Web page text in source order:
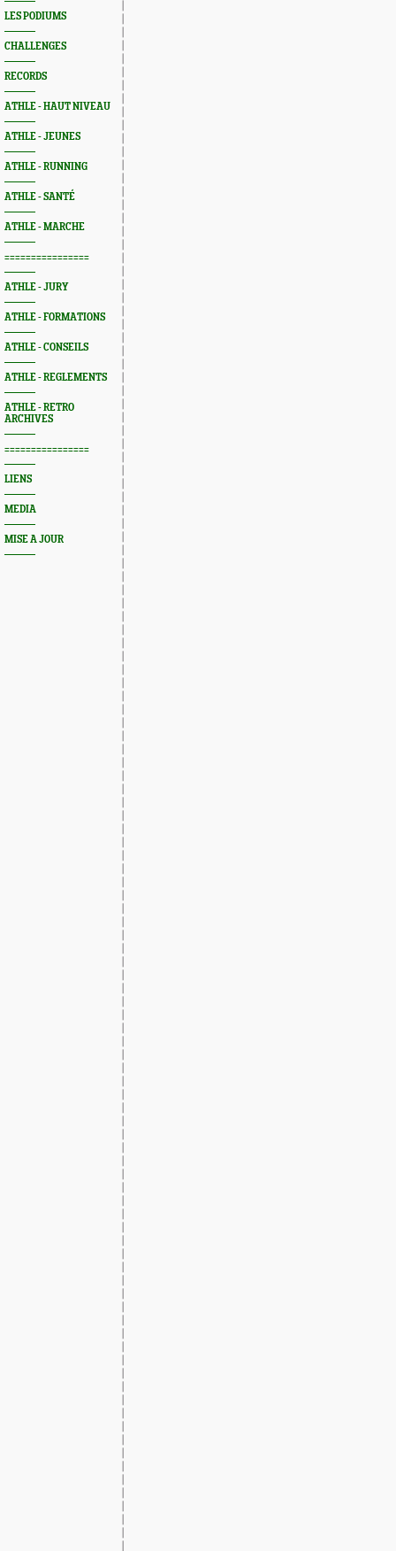
LES PODIUMS
CHALLENGES
RECORDS
ATHLE - HAUT NIVEAU
ATHLE - JEUNES
ATHLE - RUNNING
ATHLE - SANTÉ
ATHLE - MARCHE
================
ATHLE - JURY
ATHLE - FORMATIONS
ATHLE - CONSEILS
ATHLE - REGLEMENTS
ATHLE - RETRO
ARCHIVES
================
LIENS
MEDIA
MISE A JOUR